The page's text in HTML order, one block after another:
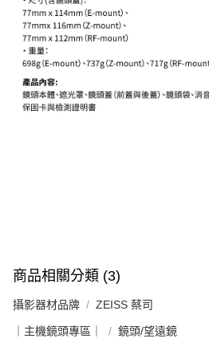
商品相關分類 (3)
攝影器材品牌 ZEISS 蔡司
｜主機鏡頭專區｜ 鏡頭/望遠鏡